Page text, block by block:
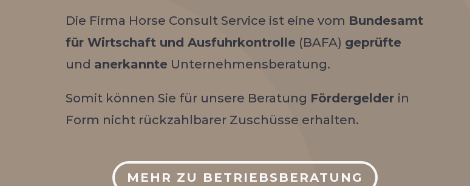
Die Firma Horse Consult Service ist eine vom Bundesamt
für Wirtschaft und Ausfuhrkontrolle (BAFA) geprüfte
und anerkannte Unternehmensberatung.
Somit können Sie für unsere Beratung Fördergelder in
Form nicht rückzahlbarer Zuschüsse erhalten.
MEHR ZU BETRIEBSBERATUNG